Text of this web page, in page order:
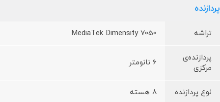
پردازنده
تراشه MediaTek Dimensity 7050
پردازنده‌ی
مرکزی
6 نانومتر
نوع پردازنده 8 هسته